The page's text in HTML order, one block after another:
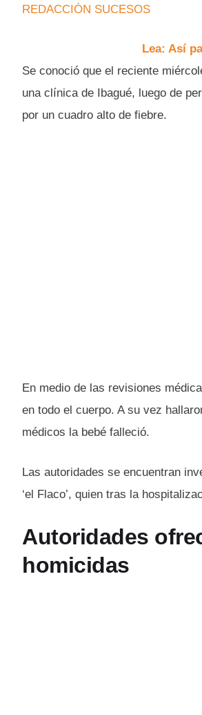
REDACCIÓN SUCESOS
Lea: Así
Se conoció que el reciente
una clínica de Ibagué, luego de
por un cuadro alto de fiebre.
En medio de las revisiones
en todo el cuerpo. A su vez
médicos la bebé falleció.
Las autoridades se encuentran
‘el Flaco’, quien tras la
Autoridades
homicidas